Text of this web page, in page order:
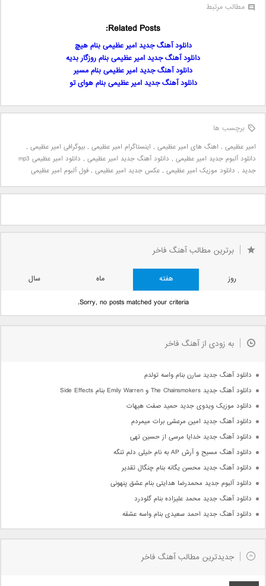
مطالب مرتبط
Related Posts:
دانلود آهنگ جدید امیر عظیمی بنام هیچ
دانلود آهنگ جدید امیر عظیمی بنام روزگار بدیه
دانلود آهنگ جدید امیر عظیمی بنام مسیر
دانلود آهنگ جدید امیر عظیمی بنام هوای تو
برچسب ها
امیر عظیمی , اهنگ های امیر عظیمی , اینستاگرام امیر عظیمی , بیوگرافی امیر عظیمی ,
دانلود آلبوم جدید امیر عظیمی , دانلود آهنگ جدید امیر عظیمی ,
دانلود امیر عظیمی mp3
جدید , دانلود موزیک امیر عظیمی , عکس جدید امیر عظیمی , فول آلبوم امیر عظیمی
برترین مطالب آهنگ فاخر
روز هفته ماه
سال
Sorry, no posts matched your criteria.
به زودی از آهنگ فاخر
دانلود آهنگ جدید سارن بنام واسه تولدم
دانلود آهنگ جدید The Chainsmokers و Emily Warren بنام Side Effects
دانلود موزیک ویدوی جدید حمید صفت هیهات
دانلود آهنگ جدید امین مرعشی برات میمردم
دانلود آهنگ جدید خدایا مرسی از حسین تهی
دانلود آهنگ مسیح و آرش AP به نام خیلی دلم تنگه
دانلود آهنگ جدید محسن یگانه بنام چنگال تقدیر
دانلود آلبوم جدید محمدرضا هدایتی بنام عشق پنهونی
دانلود آهنگ جدید محمد علیزاده بنام گلودرد
دانلود آهنگ جدید احمد سعیدی بنام واسه عشقه
جدیدترین مطالب آهنگ فاخر